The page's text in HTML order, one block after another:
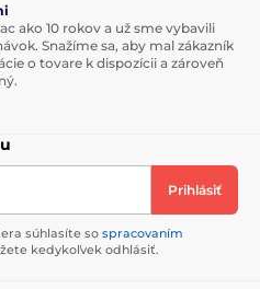
ako 10 rokov a už sme vybavili
Snažíme sa, aby mal zákazník
o tovare k dispozícii a zároveň
Prihlásiť
súhlasíte so spracovaním
kedykoľvek odhlásiť.